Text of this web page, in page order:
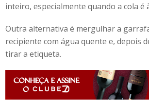
inteiro, especialmente quando a cola é
Outraalternativa é mergulhar a
recipiente com água quente e, depois
tirar a etiqueta.